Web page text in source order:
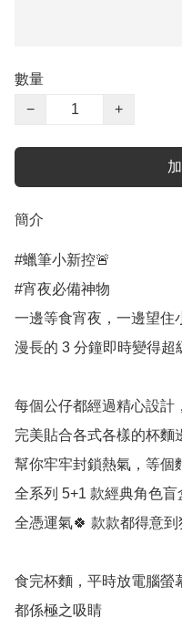
數量
−
+
簡介
#蠟筆小新控🚨
#宵夜必備神物
一邊等食宵夜，一邊望住
漫長的 3 分鐘即時變得超
每個公仔都經過精心設計
完美貼合各式各樣的杯麵
幫你牢牢封鎖熱氣，等個
全系列 5+1 款經典角色
全憑運氣🍀 款款都得意到
食完杯麵，平時放電腦螢
都係極之吸睛